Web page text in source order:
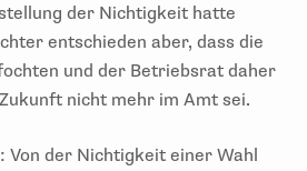
der Nichtigkeit hatte
entschieden aber, dass die
und der Betriebsrat daher
nicht mehr im Amt sei.
Von der Nichtigkeit einer Wahl